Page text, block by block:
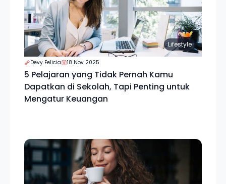
Lifestyle
Devy Felicia 18 Nov 2025
5 Pelajaran yang Tidak Pernah Kamu
Dapatkan di Sekolah, Tapi Penting untuk
Mengatur Keuangan